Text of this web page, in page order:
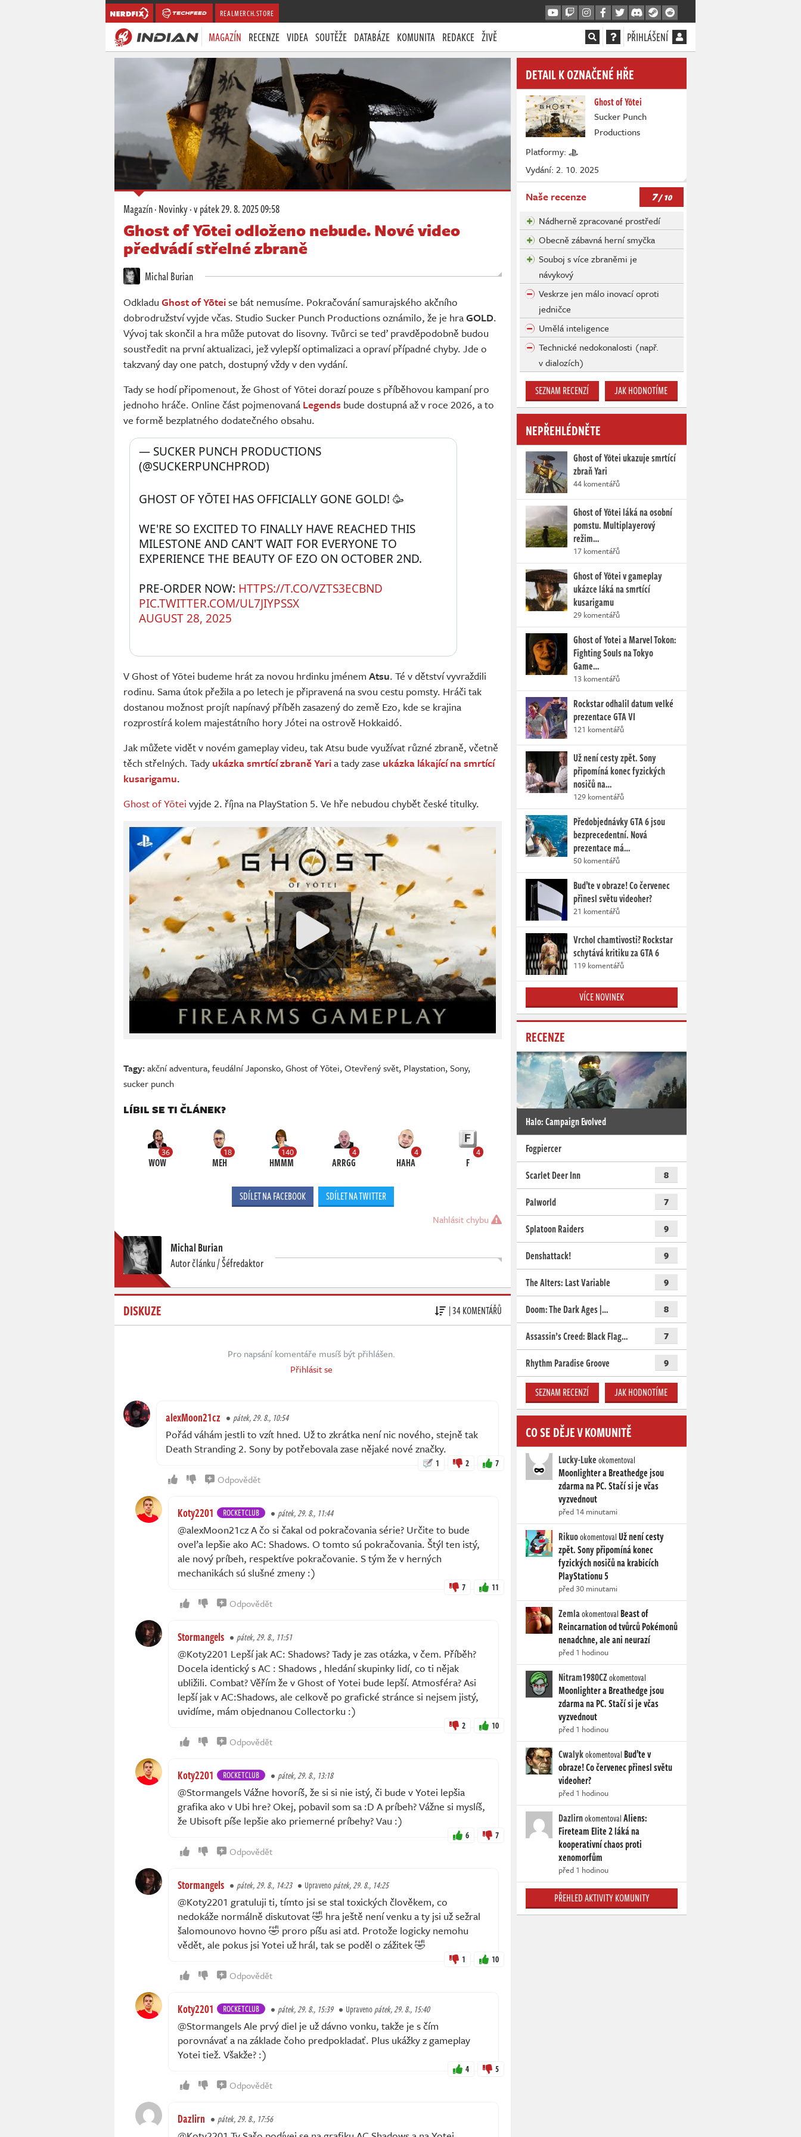
REALMERCH.STORE
MAGAZÍN RECENZE VIDEA SOUTĚŽE DATABÁZE KOMUNITA REDAKCE ŽIVĚ PŘIHLÁŠENÍ
Magazín·Novinky·v pátek29. 8. 2025 09:58
Ghost of Yōtei odloženo nebude. Nové video
předvádí střelné zbraně
Michal Burian
Odkladu Ghost of Yōteise bát nemusíme. Pokračování samurajského akčního
dobrodružství vyjde včas. Studio Sucker Punch Productions oznámilo, že je hraGOLD.
Vývoj tak skončil a hra může putovat do lisovny. Tvůrci se teď pravděpodobně budou
soustředit na první aktualizaci, jež vylepší optimalizaci a opraví případné chyby. Jde o
takzvaný day one patch, dostupný vždy v den vydání.
Tady se hodí připomenout, že Ghost of Yōtei dorazí pouze s příběhovou kampaní pro
jednoho hráče. Online část pojmenovaná Legends bude dostupná až v roce 2026, a to
ve formě bezplatného dodatečného obsahu.
GHOST OF YŌTEI HAS OFFICIALLY GONE GOLD! 🥳
WE'RE SO EXCITED TO FINALLY HAVE REACHED THIS
MILESTONE AND CAN'T WAIT FOR EVERYONE TO
EXPERIENCE THE BEAUTY OF EZO ON OCTOBER 2ND.
PRE-ORDER NOW: HTTPS://T.CO/VZTS3ECBND
PIC.TWITTER.COM/UL7JIYPSSX
— SUCKER PUNCH PRODUCTIONS
(@SUCKERPUNCHPROD)
AUGUST 28, 2025
V Ghost of Yōtei budeme hrát za novou hrdinku jménem Atsu. Té v dětství vyvraždili
rodinu. Sama útok přežila a po letech je připravená na svou cestu pomsty. Hráči tak
dostanou možnost projít napínavý příběh zasazený do země Ezo, kde se krajina
rozprostírá kolem majestátního hory Jótei na ostrově Hokkaidó.
Jak můžete vidět v novém gameplay videu, tak Atsu bude využívat různé zbraně, včetně
těch střelných. Tady ukázka smrtící zbraně Yaria tady zase ukázka lákající na smrtící
kusarigamu.
Ghost of Yōtei vyjde 2. října na PlayStation 5. Ve hře nebudou chybět české titulky.
Tagy:akční adventura,feudální Japonsko,Ghost of Yōtei,Otevřený svět, Playstation,Sony,
sucker punch
LÍBIL SE TI ČLÁNEK?
36
WOW
18
MEH
140
HMMM
4
ARRGG
4
HAHA
4
F
SDÍLET NA FACEBOOK SDÍLET NA TWITTER
Nahlásit chybu
Michal Burian
Autor článku / Šéfredaktor
DISKUZE | 34 KOMENTÁŘŮ
Pro napsání komentáře musíš být přihlášen.
Přihlásit se
alexMoon21cz pátek, 29. 8., 10:54
Pořád váhám jestli to vzít hned. Už to zkrátka není nic nového, stejně tak
Death Stranding 2. Sony by potřebovala zase nějaké nové značky.
1 2 7
Odpovědět
Koty2201 ROCKETCLUB pátek, 29. 8., 11:44
@alexMoon21cz A čo si čakal od pokračovania série? Určite to bude
oveľa lepšie ako AC: Shadows. O tomto sú pokračovania. Štýl ten istý,
ale nový príbeh, respektíve pokračovanie. S tým že v herných
mechanikách sú slušné zmeny :)
7 11
Odpovědět
Stormangels pátek, 29. 8., 11:51
@Koty2201 Lepší jak AC: Shadows? Tady je zas otázka, v čem. Příběh?
Docela identický s AC : Shadows , hledání skupinky lidí, co ti nějak
ubližili. Combat? Věřím že v Ghost of Yotei bude lepší. Atmosféra? Asi
lepší jak v AC:Shadows, ale celkově po grafické stránce si nejsem jistý,
uvidíme, mám objednanou Collectorku :)
2 10
Odpovědět
Koty2201 ROCKETCLUB pátek, 29. 8., 13:18
@Stormangels Vážne hovoríš, že si si nie istý, či bude v Yotei lepšia
grafika ako v Ubi hre? Okej, pobavil som sa :D A príbeh? Vážne si myslíš,
že Ubisoft píše lepšie ako priemerné príbehy? Vau :)
6 7
Odpovědět
Stormangels pátek, 29. 8., 14:23 Upravenopátek, 29. 8., 14:25
@Koty2201 gratuluji ti, tímto jsi se stal toxických člověkem, co
nedokáže normálně diskutovat 🤣 hra ještě není venku a ty jsi už sežral
šalomounovo hovno 🤣 proro píšu asi atd. Protože logicky nemohu
vědět, ale pokus jsi Yotei už hrál, tak se poděl o zážitek 🤣
1 10
Odpovědět
Koty2201 ROCKETCLUB pátek, 29. 8., 15:39 Upravenopátek, 29. 8., 15:40
@Stormangels Ale prvý diel je už dávno vonku, takže je s čím
porovnávať a na základe čoho predpokladať. Plus ukážky z gameplay
Yotei tiež. Všakže? :)
4 5
Odpovědět
Dazlirn pátek, 29. 8., 17:56
DETAIL K OZNAČENÉ HŘE
Ghost of Yōtei
Sucker Punch
Productions
Platformy:
Vydání: 2. 10. 2025
Naše recenze 7/ 10
Nádherně zpracované prostředí
Obecně zábavná herní smyčka
Souboj s více zbraněmi je
návykový
Veskrze jen málo inovací oproti
jedničce
Umělá inteligence
Technické nedokonalosti (např.
v dialozích)
SEZNAM RECENZÍ JAK HODNOTÍME
NEPŘEHLÉDNĚTE
Ghost of Yōtei ukazuje smrtící
zbraň Yari
44 komentářů
Ghost of Yōtei láká na osobní
pomstu. Multiplayerový
režim…
17 komentářů
Ghost of Yōtei v gameplay
ukázce láká na smrtící
kusarigamu
29 komentářů
Ghost of Yotei a Marvel Tokon:
Fighting Souls na Tokyo
Game…
13 komentářů
Rockstar odhalil datum velké
prezentace GTA VI
121 komentářů
Už není cesty zpět. Sony
připomíná konec fyzických
nosičů na…
129 komentářů
Předobjednávky GTA 6 jsou
bezprecedentní. Nová
prezentace má…
50 komentářů
Buďte v obraze! Co červenec
přinesl světu videoher?
21 komentářů
Vrchol chamtivosti? Rockstar
schytává kritiku za GTA 6
119 komentářů
VÍCE NOVINEK
RECENZE
Halo: Campaign Evolved
Fogpiercer
Scarlet Deer Inn
8
Palworld 7
Splatoon Raiders 9
Denshattack! 9
The Alters: Last Variable 9
Doom: The Dark Ages |… 8
Assassin’s Creed: Black Flag… 7
Rhythm Paradise Groove 9
SEZNAM RECENZÍ JAK HODNOTÍME
CO SE DĚJE V KOMUNITĚ
Lucky-Lukeokomentoval
Moonlighter a Breathedge jsou
zdarma na PC. Stačí si je včas
vyzvednout
před 14 minutami
RikuookomentovalUž není cesty
zpět. Sony připomíná konec
fyzických nosičů na krabicích
PlayStationu 5
před 30 minutami
Zemlaokomentoval Beast of
Reincarnation od tvůrců Pokémonů
nenadchne, ale ani neurazí
před 1 hodinou
Nitram1980CZokomentoval
Moonlighter a Breathedge jsou
zdarma na PC. Stačí si je včas
vyzvednout
před 1 hodinou
Cwalykokomentoval Buďte v
obraze! Co červenec přinesl světu
videoher?
před 1 hodinou
DazlirnokomentovalAliens:
Fireteam Elite 2 láká na
kooperativní chaos proti
xenomorfům
před 1 hodinou
PŘEHLED AKTIVITY KOMUNITY